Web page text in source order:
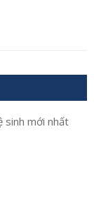
sinh mới nhất